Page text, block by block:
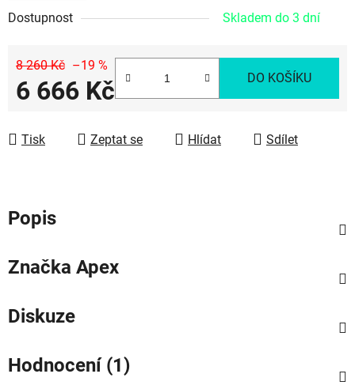
Dostupnost Skladem do 3 dní
8 260 Kč –19 %
6 666 Kč DO KOŠÍKU
Tisk Zeptat se Hlídat Sdílet
Popis
Značka Apex
Diskuze
Hodnocení (1)